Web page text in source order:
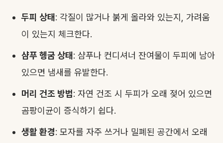
두피 상태 : 각질이 많거나 붉게 올라와 있는지, 가려움
이 있는지 체크한다.
샴푸 헹굼 상태 : 샴푸나 컨디셔너 잔여물이 두피에 남아
있으면 냄새를 유발한다.
머리 건조 방법: 자연 건조 시 두피가 오래 젖어 있으면
곰팡이균이 증식하기 쉽다.
생활 환경: 모자를 자주 쓰거나 밀폐된 공간에서 오래